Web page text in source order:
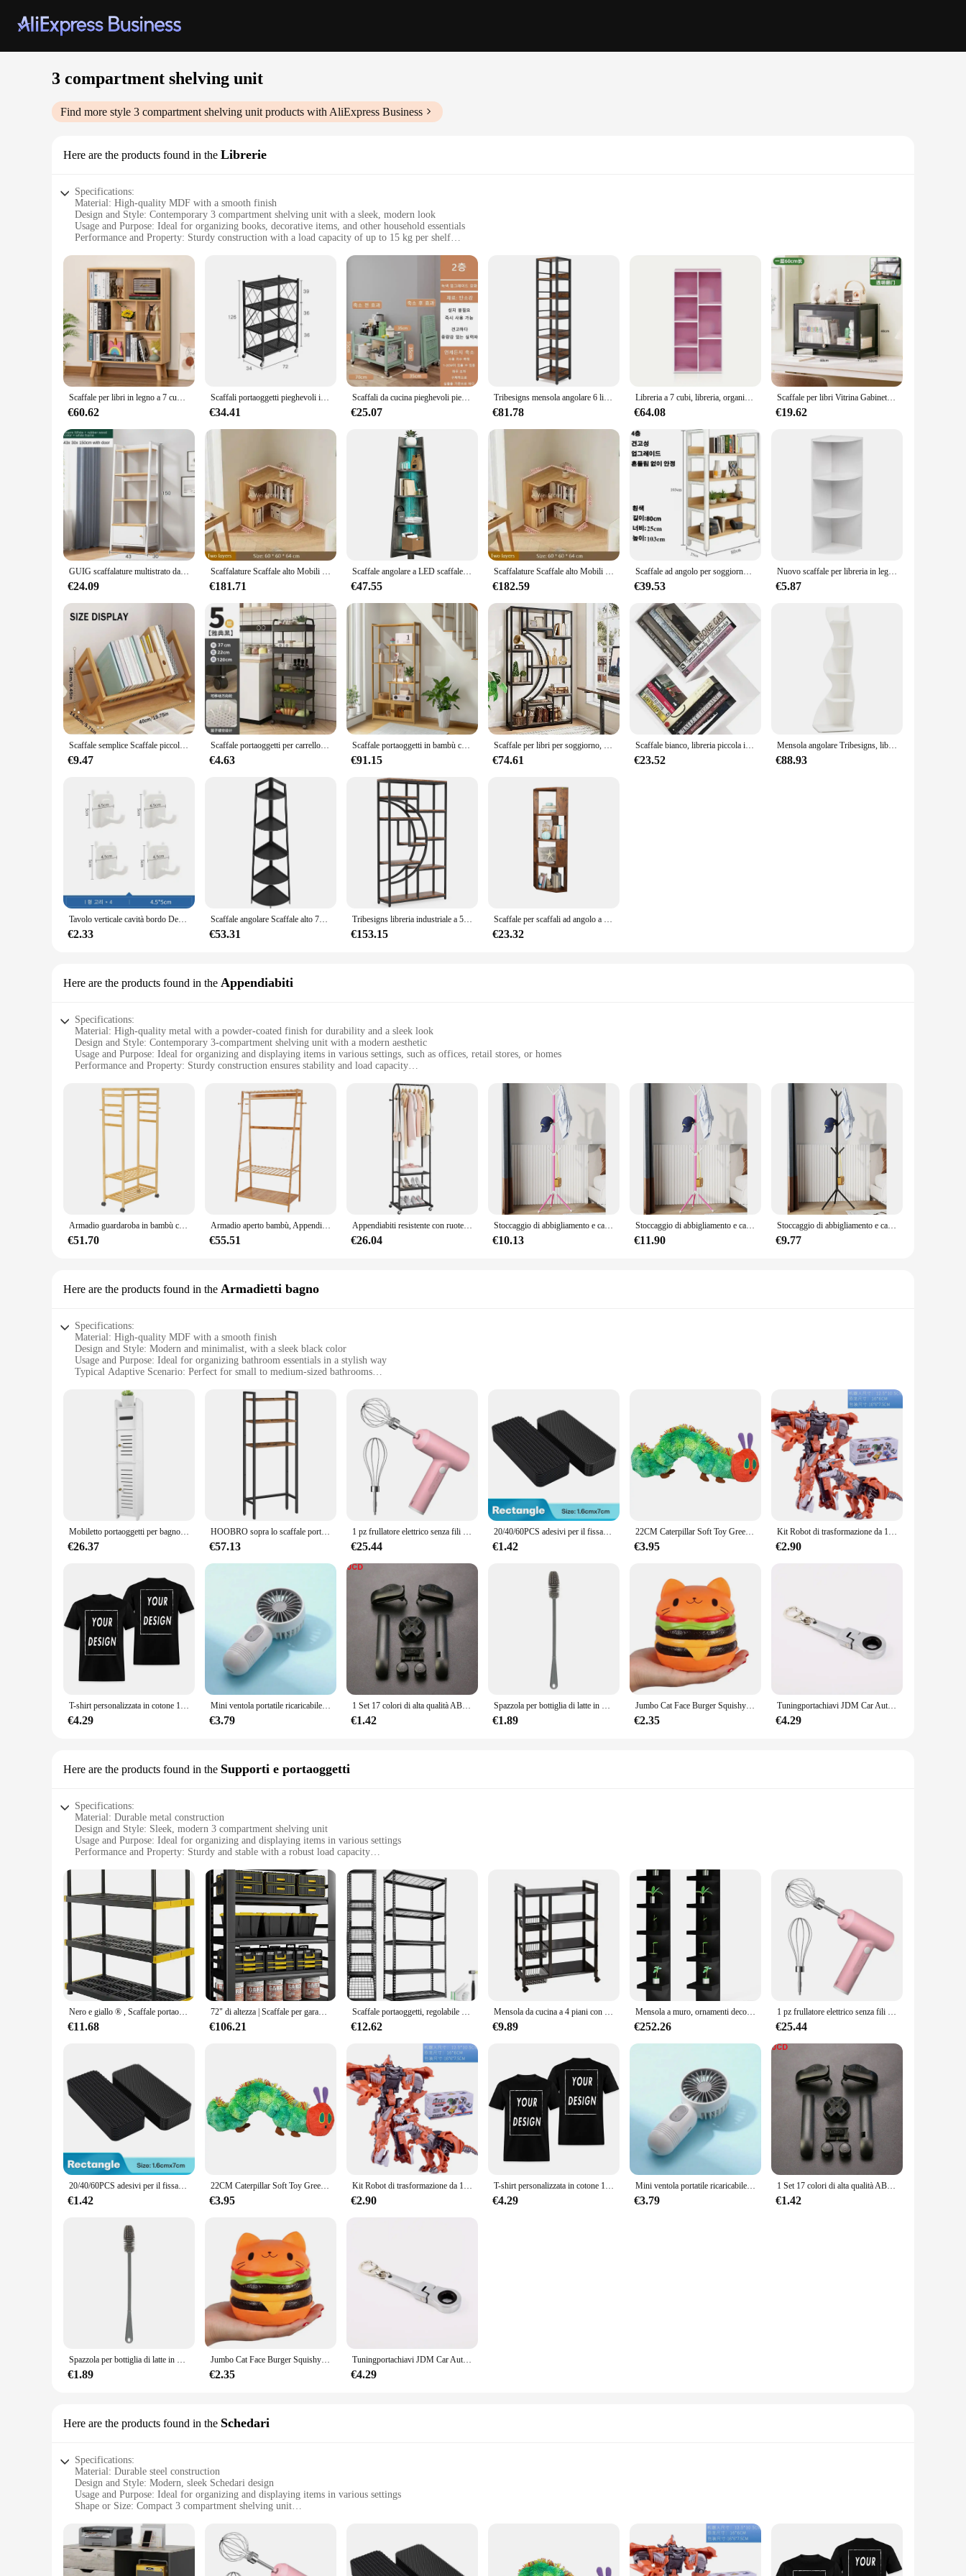
3 compartment shelving unit
Find more style 3 compartment shelving unit products with AliExpress Business
Here are the products found in the Librerie
Specifications:
Material: High-quality MDF with a smooth finish
Design and Style: Contemporary 3 compartment shelving unit with a sleek, modern look
Usage and Purpose: Ideal for organizing books, decorative items, and other household essentials
Performance and Property: Sturdy construction with a load capacity of up to 15 kg per shelf
Typical Adaptive Scenario: Perfect for home libraries, offices, or retail spaces
Features:
|Wholesale|Vendors|
**Efficient Storage Solution**
The 3 compartment shelving unit Librerie is a versatile storage solution designed to help you keep your space tidy and organized. Crafted from high-quality MDF, this unit boasts a smooth finish that
is both durable and easy to clean. Its contemporary design is not only aesthetically pleasing but also functional, making it an excellent addition to any room. Whether you're organizing books in a home
library, displaying decorative items in your living room, or showcasing products in a retail setting, this shelving unit is up to the task.
**Robust and User-Friendly**
The Librerie shelving unit is engineered for durability, capable of supporting up to 15 kg per shelf. This robustness ensures that your items are safely stored, preventing any potential damage from
overloading. The unit's design is not only about functionality but also about ease of use. It arrives fully assembled, ready to use right out of the box, saving you time and effort. The sleek, modern look
of the shelving unit complements various interior styles, making it a versatile choice for any setting.
**Versatile and Adaptable**
This 3 compartment shelving unit is not just a storage solution; it's a versatile piece that adapts to your needs. Whether you're looking to create a cozy reading nook, organize your office supplies, or
showcase your collection of knick-knacks, the Librerie unit is the perfect choice. Its modular design allows for easy rearrangement, making it a flexible addition to your space. With its lightweight yet
sturdy construction, this shelving unit is an ideal choice for both residential and commercial settings. Whether you're a vendor looking to stock up on inventory or a homeowner looking to declutter,
the Librerie shelving unit is a reliable and stylish choice.
Scaffale per libri in legno a 7 cubi, libreria naturale a 3 livelli con gambe, moderno organizer aperto, libreria Boho, scaffale per vetrina
€60.62
Scaffali portaoggetti pieghevoli in metallo con struttura in ferro di grandi dimensioni scaffali da cucina pieghevoli senza installazione in metallo
€34.41
Scaffali da cucina pieghevoli pieghevoli con struttura in ferro di grandi dimensioni scaffali da cucina pieghevoli in piedi scaffale portaoggetti in metallo
€25.07
Tribesigns mensola angolare 6 livelli stretto Etagere scaffale scaffale espositore scaffale multiuso
€81.78
Libreria a 7 cubi, libreria, organizer portaoggetti, bianco/rosa, libreria multiuso per libri, vestiti, giocattoli, ufficio domestico
€64.08
Scaffale per libri Vitrina Gabinete Organizzatori Armadi Libri Deposito Soggiorno Armadietto Camera da letto Mobili Scaffale Salas Oferta Muebles
€19.62
GUIG scaffalature multistrato da pavimento a soffitto scaffale per la casa scaffale semplice scaffale da parete per soggiorno caldo nuovo
€24.09
Scaffalature Scaffale alto Mobili Multiuso Organizzatore Scaffale Libri Scaffale Booksali Rivista vivente Rivista Libro Nordico
€181.71
Scaffale angolare a LED scaffale scaffale scaffale scaffale scaffale espositore
€47.55
Scaffalature Scaffale alto Mobili Multiuso Organizzatore Scaffale Libri Scaffale Booksali Rivista vivente Rivista Libro Nordico
€182.59
Scaffale ad angolo per soggiorno scaffale portaoggetti mobili moderni libreria per uso domestico espositore per ufficio in metallo cucina organizzare scaffali
€39.53
Nuovo scaffale per libreria in legno per piccoli spazi Scaffale per bambini bianco ad angolo a 3 livelli
€5.87
Scaffale semplice Scaffale piccolo in legno Tavolo da scrivania per studenti Scaffale Mini scaffale in legno Libreria per ufficio domestico Scaffali in legno
€9.47
Scaffale portaoggetti per carrello piccolo multistrato per uso domestico, da pavimento al pavimento, da cucina, per camera da letto, per bagno, con ruote
€4.63
Scaffale portaoggetti in bambù con ripiani alti e bassi Scaffale per piante per scaffale per l'organizzazione domestica
€91.15
Scaffale per libri per soggiorno, libreria Etagere alta 70 pollici, set di 2 espositori con 18 ripiani aperti
€74.61
Scaffale bianco, libreria piccola in legno Scaffale per libri a 4 livelli, librerie alte Organizzatore di libri, librerie moderne da terra
€23.52
Mensola angolare Tribesigns, libreria angolare a parete moderna a 5 livelli, elegante libreria angolare piccola portaoggetti supporto per piante
€88.93
Tavolo verticale cavità bordo Desktop foro bordo studente scrivania scaffalature ufficio Computer scrivania organizzatore ufficio Rack di stoccaggio fai da te
€2.33
Scaffale angolare Scaffale alto 70 pollici Libreria angolare industriale a 5 livelli Scaffale ad angolo Scaffale piccolo Scaffale in bambù rustico
€53.31
Tribesigns libreria industriale a 5 livelli Etagere, scaffali alti autoportanti espositore organizzatore di stoccaggio
€153.15
Scaffale per scaffali ad angolo a 4 livelli Scaffale per scaffali in legno, scaffale per scaffali ad angolo alto in piedi
€23.32
Here are the products found in the Appendiabiti
Specifications:
Material: High-quality metal with a powder-coated finish for durability and a sleek look
Design and Style: Contemporary 3-compartment shelving unit with a modern aesthetic
Usage and Purpose: Ideal for organizing and displaying items in various settings, such as offices, retail stores, or homes
Performance and Property: Sturdy construction ensures stability and load capacity
Typical Adaptive Scenario: Versatile for use in different environments, from commercial spaces to personal storage
Features:
|Wholesale|Vendors|
The 3 compartment shelving unit from Appendiabiti is a testament to efficient space management. Its versatile design allows for the organization of items in a neat and orderly fashion, making it an
indispensable addition to any setting. Whether you're a retailer looking to maximize your display space or a homeowner seeking to declutter your living area, this unit's modular design caters to your
needs. Its sturdy metal construction ensures that your items are securely stored, while the powder-coated finish provides a sleek, professional look that complements any decor.
**Versatile and Adaptable**
The 3 compartment shelving unit is not just a storage solution; it's a versatile piece of furniture that adapts to various environments. Its neutral color palette makes it easy to integrate into any existing
decor, while its modular design allows for easy reconfiguration to suit your changing storage needs. Whether you're organizing books, kitchenware, or office supplies, this unit's compartments are
designed to keep your items neatly arranged and easily accessible.
making it a convenient option for those who need to rearrange their space frequently. Additionally, the unit's durable metal construction means that it is built to last, requiring minimal maintenance
over time. Its powder-coated finish resists scratches and dents, maintaining its pristine appearance even under heavy use.
Armadio guardaroba in bambù con ruote porta abiti con ripiani portaoggetti a 3 livelli e un'asta superiore per appendere i vestiti
€51.70
Armadio aperto bambù, Appendiabiti con ripiano stand appendiabiti vintage guardaroba Armadio atacapani ingresso Appendiabiti con Scaffali appendiabiti da terra Scarpiera 10 Ganci
€55.51
Appendiabiti resistente con ruote, appendiabiti moderno con 3 ripiani in metallo, espositore da 71,8 pollici
€26.04
Stoccaggio di abbigliamento e cappelli in metallo tinta unita, abbigliamento di lusso leggero europeo e porta cappelli
€10.13
Stoccaggio di abbigliamento e cappelli in metallo tinta unita, abbigliamento di lusso leggero europeo e porta cappelli
€11.90
Stoccaggio di abbigliamento e cappelli in metallo tinta unita, abbigliamento di lusso leggero europeo e porta cappelli
€9.77
Here are the products found in the Armadietti bagno
Specifications:
Material: High-quality MDF with a smooth finish
Design and Style: Modern and minimalist, with a sleek black color
Usage and Purpose: Ideal for organizing bathroom essentials in a stylish way
Typical Adaptive Scenario: Perfect for small to medium-sized bathrooms
Performance and Property: Durable and easy to clean, ensuring longevity and hygiene
**Efficient Space Management**
The 3 compartment shelving unit is a versatile addition to any bathroom, providing ample storage space without taking up too much room. The unit's compact design is perfect for maximizing the use
of small spaces, making it an ideal choice for those who value functionality without compromising on style. The sleek black finish complements any bathroom decor, adding a touch of elegance to
your space.
**Durable and Easy to Maintain**
Crafted from high-quality MDF, this shelving unit is not only durable but also easy to clean. The smooth finish resists water damage, ensuring that your bathroom essentials stay dry and protected. The
unit's lightweight construction makes it easy to move and reposition as needed, allowing for flexibility in your bathroom organization.
Whether you're looking to organize your toiletries, towels, or other bathroom items, this 3 compartment shelving unit is designed to adapt to your specific needs. Its versatile design makes it suitable
for various scenarios, from small apartments to hotel rooms, and it's an excellent choice for wholesale or vendor supply. The unit's straightforward assembly ensures that you can quickly set it up and
start enjoying the benefits of a clutter-free bathroom environment.
Mobiletto portaoggetti per bagno organizzatore per armadietto da pavimento a 3 livelli con porta portarotolo per wc autoportante armadietto per wc stretto
€26.37
HOOBRO sopra lo scaffale portaoggetti per wc organizzatore per bagno industriale a 3 livelli scaffali per wc salvaspazio con marrone multifunzionale
€57.13
1 pz frullatore elettrico senza fili portatile 3 velocità frullino per le uova cottura impasto torta crema Mixer utensili da cucina
€25.44
20/40/60PCS adesivi per il fissaggio del tappeto biadesivo alto adesivo tappetini per auto per la casa tappetini per piedi patch fisse nastri antiscivolo
€1.42
22CM Caterpillar Soft Toy Green Cotton Caterpillar peluche bambole animali adorabile regalo creativo molto affamato per la decorazione domestica dei bambini
€3.95
Kit Robot di trasformazione da 12CM modelli di giocattoli 2 In 1 modello a un passaggio giocattolo per auto deformato per regalo ragazzo
€2.90
T-shirt personalizzata in cotone 100% Crea il tuo design Logo Testo Taglia UE per uomo e donna T-shirt personalizzata su entrambi i lati sul davanti
€4.29
Mini ventola portatile ricaricabile USB con 3 velocità-ventola portatile leggera-perfetta per ufficio, esterno, viaggi e campeggio
€3.79
1 Set 17 colori di alta qualità AB Colorful L R Buttons keypad per Gameboy Advance Buttons Frame per GBA D Pads Power ON OFF Buttons
€1.42
Spazzola per bottiglia di latte in Silicone spazzola per tazza detergente per vetro manico lungo bottiglia per bevande spazzola pulita strumento per la pulizia della cucina
€1.89
Jumbo Cat Face Burger Squishy pane simulato PU profumato morbido lento aumento spremere giocattoli antistress giocattolo per bambini regalo di natale
€2.35
Tuningportachiavi JDM Car Auto Tuning Parts 10mm chiave a cricchetto portachiavi portachiavi in metallo
€4.29
Here are the products found in the Supporti e portaoggetti
Specifications:
Material: Durable metal construction
Design and Style: Sleek, modern 3 compartment shelving unit
Usage and Purpose: Ideal for organizing and displaying items in various settings
Performance and Property: Sturdy and stable with a robust load capacity
Parts and Accessories: Comes fully assembled, ready to use right out of the box
Features:
**Versatile Storage Solution**
The 3 compartment shelving unit is a versatile storage solution that is perfect for a variety of environments. Whether you're looking to declutter your home office, organize your kitchen, or showcase
merchandise in a retail setting, this unit is designed to meet your needs. Its sleek, modern design blends seamlessly with any decor, while the robust metal construction ensures long-lasting durability
and stability. The unit's compact size and lightweight nature make it easy to move and set up, making it an ideal choice for those who value convenience and functionality.
**Efficient Space Utilization**
With its three separate compartments, this shelving unit allows for efficient space utilization. Each compartment can be used to store and display items of varying sizes, making it a practical choice for
both personal and professional use. The unit's robust load capacity means you can store heavier items without worry, ensuring that your belongings are secure and well-organized. The fully assembled
design means that you can start using the unit right away, without the hassle of assembly or installation.
**Ideal for Wholesale and Retail**
retail setting, while its compact size ensures that it doesn't take up too much valuable floor space. The unit's versatility and ease of use make it a popular choice among vendors and suppliers, ensuring
that their products are displayed in an organized and visually appealing manner. Whether you're looking to enhance your home organization or create an attractive retail display, this shelving unit is the
perfect choice.
Nero e giallo ® , Scaffale portaoggetti in plastica resistente a 4 livelli, 200 libbre/ ripiano (55" A x 48" L x 20" P), per interni
€11.68
72" di altezza | Scaffale per garage interamente in metallo da 48 pollici di larghezza e ripiani facili da montare Scaffale a 5 livelli | Ripiano regolabile per carichi pesanti | Acciaio
€106.21
Scaffale portaoggetti, regolabile a 5 livelli, capacità 2000 libbre, ripiani per garage resistenti, organizer in metallo 36" L x 16" L x 72" A
€12.62
Mensola da cucina a 4 piani con 3 cestini in filo metallico, organizer da cucina e portaoggetti
€9.89
Mensola a muro, ornamenti decorativi 11 3/4x74 3/4, utilizzare dispositivi di fissaggio adatti alle pareti della tua casa. (2 x bianco)
€252.26
1 pz frullatore elettrico senza fili portatile 3 velocità frullino per le uova cottura impasto torta crema Mixer utensili da cucina
€25.44
20/40/60PCS adesivi per il fissaggio del tappeto biadesivo alto adesivo tappetini per auto per la casa tappetini per piedi patch fisse nastri antiscivolo
€1.42
22CM Caterpillar Soft Toy Green Cotton Caterpillar peluche bambole animali adorabile regalo creativo molto affamato per la decorazione domestica dei bambini
€3.95
Kit Robot di trasformazione da 12CM modelli di giocattoli 2 In 1 modello a un passaggio giocattolo per auto deformato per regalo ragazzo
€2.90
T-shirt personalizzata in cotone 100% Crea il tuo design Logo Testo Taglia UE per uomo e donna T-shirt personalizzata su entrambi i lati sul davanti
€4.29
Mini ventola portatile ricaricabile USB con 3 velocità-ventola portatile leggera-perfetta per ufficio, esterno, viaggi e campeggio
€3.79
1 Set 17 colori di alta qualità AB Colorful L R Buttons keypad per Gameboy Advance Buttons Frame per GBA D Pads Power ON OFF Buttons
€1.42
Spazzola per bottiglia di latte in Silicone spazzola per tazza detergente per vetro manico lungo bottiglia per bevande spazzola pulita strumento per la pulizia della cucina
€1.89
Jumbo Cat Face Burger Squishy pane simulato PU profumato morbido lento aumento spremere giocattoli antistress giocattolo per bambini regalo di natale
€2.35
Tuningportachiavi JDM Car Auto Tuning Parts 10mm chiave a cricchetto portachiavi portachiavi in metallo
€4.29
Here are the products found in the Schedari
Specifications:
Material: Durable steel construction
Design and Style: Modern, sleek Schedari design
Usage and Purpose: Ideal for organizing and displaying items in various settings
Shape or Size: Compact 3 compartment shelving unit
Parts and Accessories: Comes fully assembled for immediate use
Features:
|Wholesale|Vendors|